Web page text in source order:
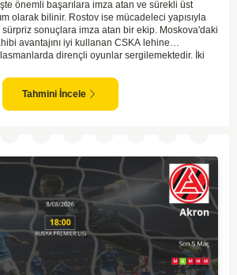
önemli başarılara imza atan ve sürekli üst
olarak bilinir. Rostov ise mücadeleci yapısıyla
sürpriz sonuçlara imza atan bir ekip. Moskova'daki
avantajını iyi kullanan CSKA lehine
dirençli oyunlar sergilemektedir. İki
evinde oynayacak olması ve genel istatistikler
CSKA'nın sahasında kolay kolay puan
Tahmini İncele